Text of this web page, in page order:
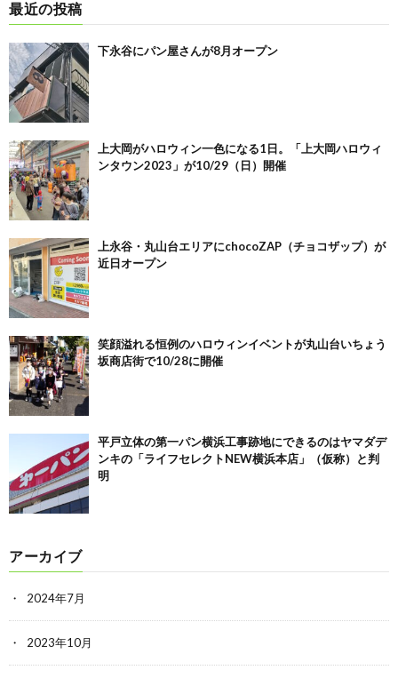
最近の投稿
下永谷にパン屋さんが8月オープン
上大岡がハロウィン一色になる1日。「上大岡ハロウィ
ンタウン2023」が10/29（日）開催
上永谷・丸山台エリアにchocoZAP（チョコザップ）が
近日オープン
笑顔溢れる恒例のハロウィンイベントが丸山台いちょう
坂商店街で10/28に開催
平戸立体の第一パン横浜工事跡地にできるのはヤマダデ
ンキの「ライフセレクトNEW横浜本店」（仮称）と判
明
アーカイブ
2024年7月
2023年10月